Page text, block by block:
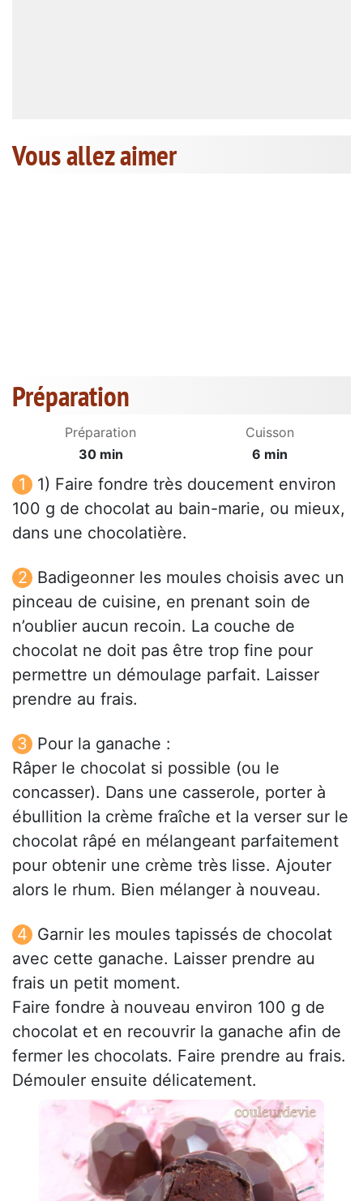
Vous allez aimer
Préparation
Préparation
30 min
Cuisson
6 min
1) Faire fondre très doucement environ
100 g de chocolat au bain-marie, ou mieux,
dans une chocolatière.
Badigeonner les moules choisis avec un
pinceau de cuisine, en prenant soin de
n’oublier aucun recoin. La couche de
chocolat ne doit pas être trop fine pour
permettre un démoulage parfait. Laisser
prendre au frais.
Pour la ganache :
Râper le chocolat si possible (ou le
concasser). Dans une casserole, porter à
ébullition la crème fraîche et la verser sur le
chocolat râpé en mélangeant parfaitement
pour obtenir une crème très lisse. Ajouter
alors le rhum. Bien mélanger à nouveau.
Garnir les moules tapissés de chocolat
avec cette ganache. Laisser prendre au
frais un petit moment.
Faire fondre à nouveau environ 100 g de
chocolat et en recouvrir la ganache afin de
fermer les chocolats. Faire prendre au frais.
Démouler ensuite délicatement.